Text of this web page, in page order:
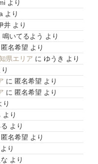
より
より
井 より
鳴いてるよう より
匿名希望 より
県エリア に ゆうき より
り
に 匿名希望 より
に 匿名希望 より
り
より
より
匿名希望 より
より
より